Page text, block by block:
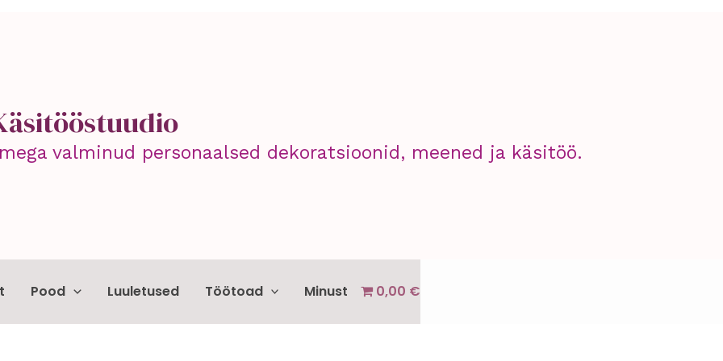
valminud personaalsed dekoratsioonid, meened ja käsitöö.
Pood Luuletused Töötoad Minust 0,00 €